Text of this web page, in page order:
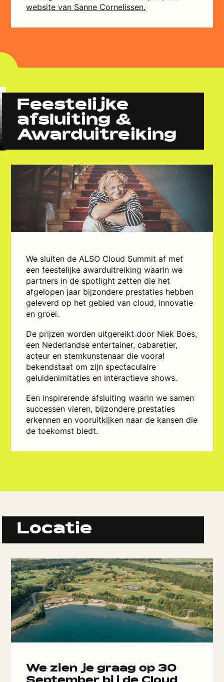
website van Sanne Cornelissen.
Feestelijke
afsluiting &
Awarduitreiking
We sluiten de ALSO Cloud Summit af met
een feestelijke awarduitreiking waarin we
partners in de spotlight zetten die het
afgelopen jaar bijzondere prestaties hebben
geleverd op het gebied van cloud, innovatie
en groei.
De prijzen worden uitgereikt door Niek Boes,
een Nederlandse entertainer, cabaretier,
acteur en stemkunstenaar die vooral
bekendstaat om zijn spectaculaire
geluidenimitaties en interactieve shows.
Een inspirerende afsluiting waarin we samen
successen vieren, bijzondere prestaties
erkennen en vooruitkijken naar de kansen die
de toekomst biedt.
Locatie
We zien je graag op 30